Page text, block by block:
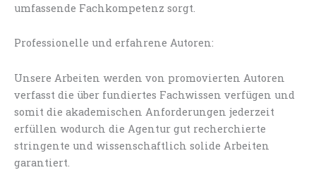
umfassende Fachkompetenz sorgt.
Professionelle und erfahrene Autoren:
Unsere Arbeiten werden von promovierten Autoren
verfasst die über fundiertes Fachwissen verfügen und
somit die akademischen Anforderungen jederzeit
erfüllen wodurch die Agentur gut recherchierte
stringente und wissenschaftlich solide Arbeiten
garantiert.